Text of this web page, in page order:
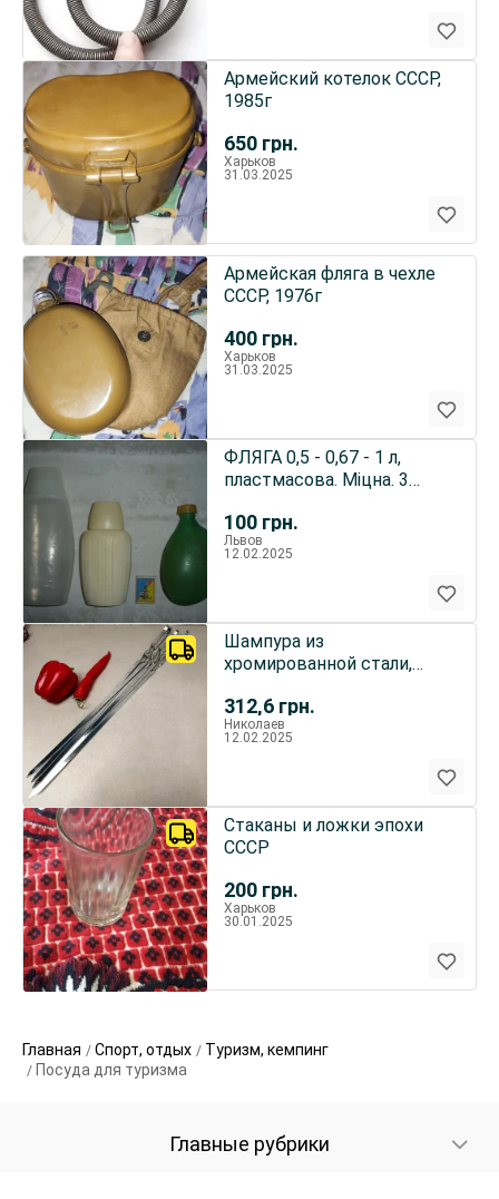
650 грн.
Армейский котелок CCCР,
1985г
Харьков
31.03.2025
400 грн.
Армейская фляга в чехле
СССР, 1976г
Харьков
31.03.2025
100 грн.
ФЛЯГА 0,5 - 0,67 - 1 л,
пластмасова. Міцна. 3
Львов
12.02.2025
312,6 грн.
Шампура из
хромированной стали,
Николаев
12.02.2025
200 грн.
Стаканы и ложки эпохи
СССР
Харьков
30.01.2025
Главная Спорт, отдых
Туризм, кемпинг
Посуда для туризма
Главные рубрики